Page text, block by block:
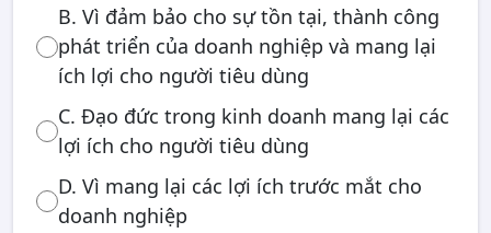
B. Vì đảm bảo cho sự tồn tại, thành công
phát triển của doanh nghiệp và mang lại
ích lợi cho người tiêu dùng
C. Đạo đức trong kinh doanh mang lại các
lợi ích cho người tiêu dùng
D. Vì mang lại các lợi ích trước mắt cho
doanh nghiệp